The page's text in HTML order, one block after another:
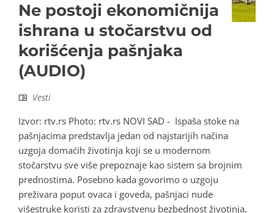
Ne postoji ekonomičnija
ishrana u stočarstvu od
korišćenja pašnjaka
(AUDIO)
Vesti
Izvor: rtv.rs Photo: rtv.rs NOVI SAD - Ispaša stoke na
pašnjacima predstavlja jedan od najstarijih načina
uzgoja domaćih životinja koji se u modernom
stočarstvu sve više prepoznaje kao sistem sa brojnim
prednostima. Posebno kada govorimo o uzgoju
preživara poput ovaca i goveda, pašnjaci nude
višestruke koristi za zdravstvenu bezbednost životinja,